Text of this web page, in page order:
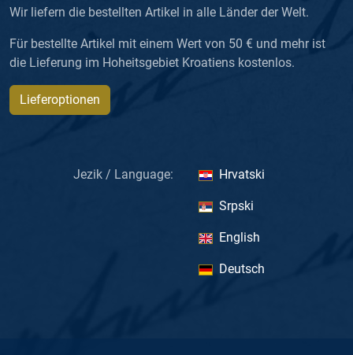
Wir liefern die bestellten Artikel in alle Länder der Welt.
Für bestellte Artikel mit einem Wert von 50 € und mehr ist
die Lieferung im Hoheitsgebiet Kroatiens kostenlos.
Lieferoptionen
Jezik / Language: Hrvatski
Srpski
English
Deutsch